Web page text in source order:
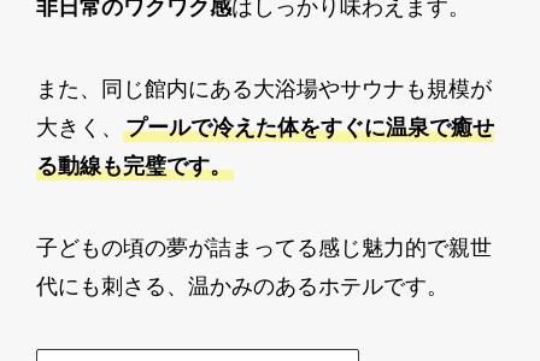
非日常のワクワク感はしっかり味わえます。
また、同じ館内にある大浴場やサウナも規模が
大きく、 プールで冷えた体をすぐに温泉で癒せ
る動線も完璧です。
子どもの頃の夢が詰まってる感じ魅力的で親世
代にも刺さる、温かみのあるホテルです。